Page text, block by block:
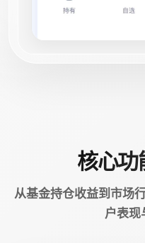
核心功
从基金持仓收益到市场
户表现